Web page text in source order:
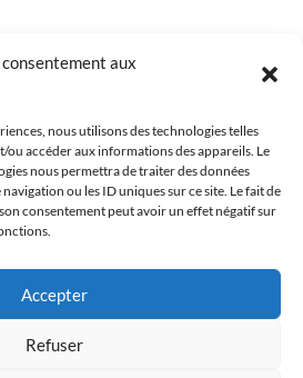
aux
nous utilisons des technologies telles
ou accéder aux informations des appareils. Le
nous permettra de traiter des données
ou les ID uniques sur ce site. Le fait de
consentement peut avoir un effet négatif sur
Accepter
Refuser
de cookies (UE)